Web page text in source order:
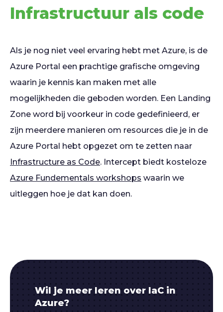
Infrastructuur als code
Als je nog niet veel ervaring hebt met Azure, is de
Azure Portal een prachtige grafische omgeving
waarin je kennis kan maken met alle
mogelijkheden die geboden worden. Een Landing
Zone word bij voorkeur in code gedefinieerd, er
zijn meerdere manieren om resources die je in de
Azure Portal hebt opgezet om te zetten naar
Infrastructure as Code. Intercept biedt kosteloze
Azure Fundementals workshops waarin we
uitleggen hoe je dat kan doen.
Wil je meer leren over IaC in
Azure?